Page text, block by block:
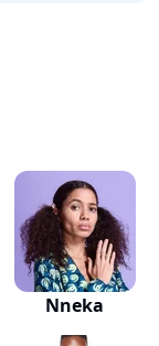
Nneka